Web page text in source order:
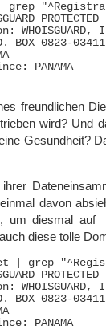
grep
PROTECTED
0823-03411
PANAMA
freundlichen
wird? Und
Gesundheit?
davon
um diesmal auf
diese tolle
| grep
PROTECTED
0823-03411
PANAMA